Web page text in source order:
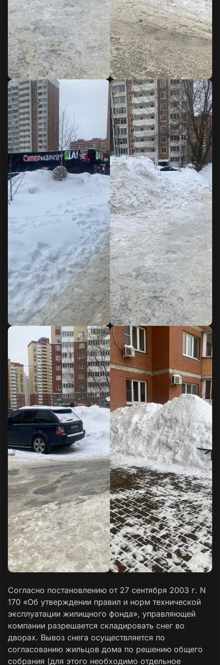
Согласно постановлению от 27 сентября 2003 г. N
170 «Об утверждении правил и норм технической
эксплуатации жилищного фонда», управляющей
компании разрешается складировать снег во
дворах. Вывоз снега осуществляется по
согласованию жильцов дома по решению общего
собрания (для этого необходимо отдельное